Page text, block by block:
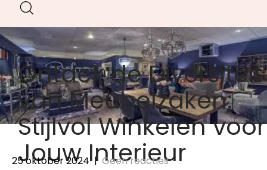
Ontdek de Diversiteit
van Meubelzaken:
Stijlvol Winkelen voor
Jouw Interieur
25 oktober 2024 | Geen reacties